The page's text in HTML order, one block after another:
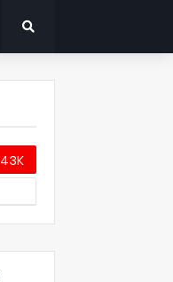
43K